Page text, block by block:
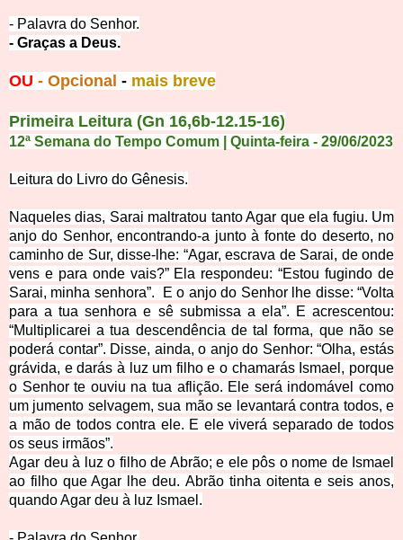
- Palavra do Senhor.
- Graças a Deus.
OU - Opcional - mais breve
Primeira Leitura (Gn 16,6b-12.15-16)
12ª Semana do Tempo Comum | Quinta-feira - 29/06/2023
Leitura do Livro do Gênesis.
Naqueles dias, Sarai maltratou tanto Agar que ela fugiu. Um
anjo do Senhor, encontrando-a junto à fonte do deserto, no
caminho de Sur, disse-lhe: “Agar, escrava de Sarai, de onde
vens e para onde vais?” Ela respondeu: “Estou fugindo de
Sarai, minha senhora”.
E o anjo do Senhor lhe disse: “Volta
para a tua senhora e sê submissa a ela”. E acrescentou:
“Multiplicarei a tua descendência de tal forma, que não se
poderá contar”. Disse, ainda, o anjo do Senhor: “Olha, estás
grávida, e darás à luz um filho e o chamarás Ismael, porque
o Senhor te ouviu na tua aflição. Ele será indomável como
um jumento selvagem, sua mão se levantará contra todos, e
a mão de todos contra ele. E ele viverá separado de todos
os seus irmãos”.
Agar deu à luz o filho de Abrão; e ele pôs o nome de Ismael
ao filho que Agar lhe deu. Abrão tinha oitenta e seis anos,
quando Agar deu à luz Ismael.